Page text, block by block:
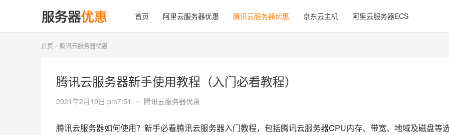
首页 阿里云服务器优惠 腾讯云服务器优惠 京东云主机 阿里云服务器ECS
首页 腾讯云服务器优惠
腾讯云服务器新手使用教程（入门必看教程）
2021年2月19日 pm7:51 • 腾讯云服务器优惠
腾讯云服务器如何使用？新手必看腾讯云服务器入门教程，包括腾讯云服务器CPU内存、带宽、地域及磁盘等